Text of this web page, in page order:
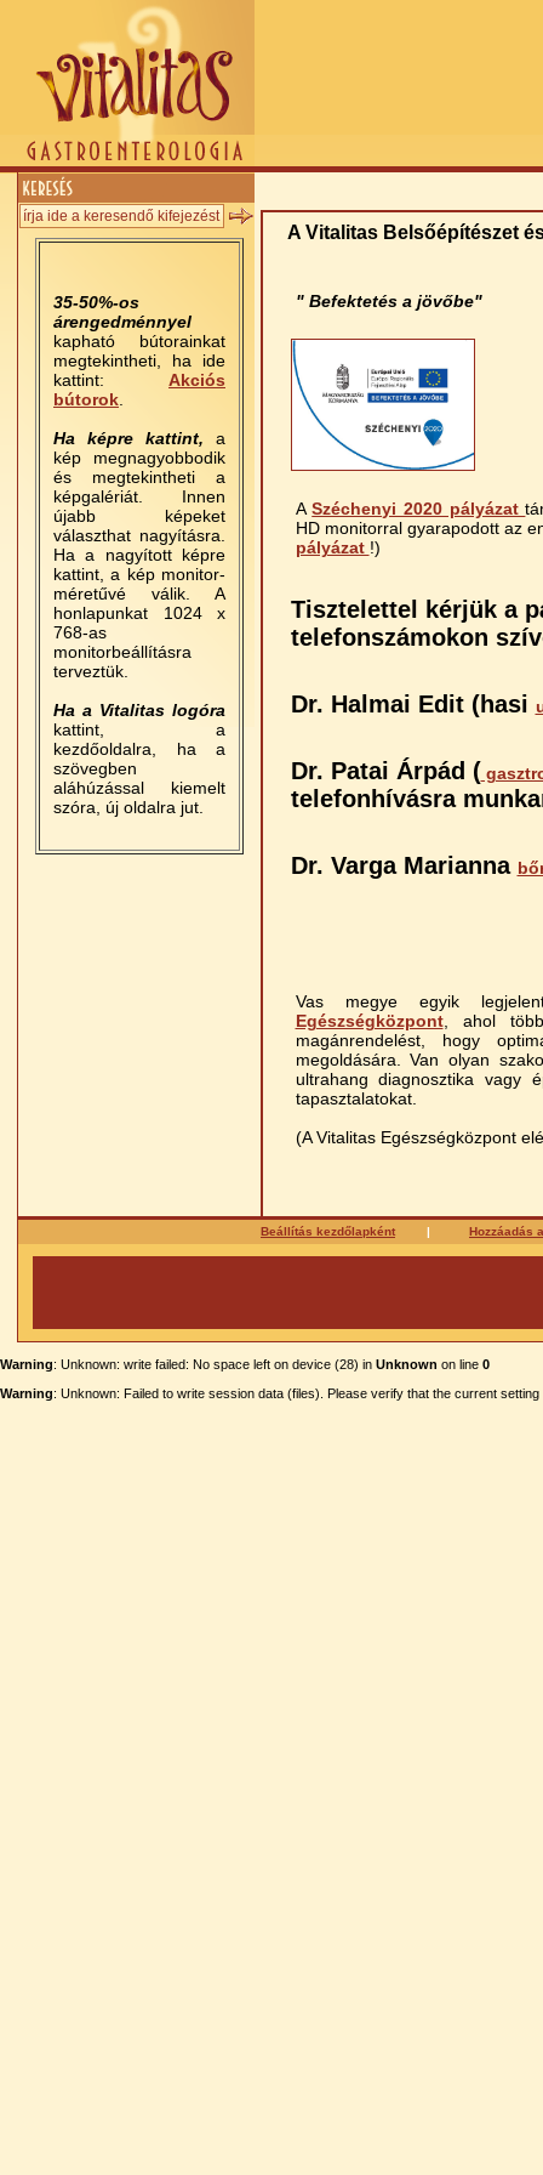
35-50%-os
árengedménnyel
kapható bútorainkat
megtekintheti, ha ide
kattint: Akciós
bútorok
Ha képre kattint, a
kép megnagyobbodik
és megtekintheti a
képgalériát. Innen
újabb képeket
választhat nagyításra.
Ha a nagyított képre
kattint, a kép monitor-
méretűvé válik. A
honlapunkat 1024 x
768-as
monitorbeállításra
terveztük.
Ha a Vitalitas logóra
kattint, a
kezdőoldalra, ha a
szövegben
aláhúzással kiemelt
szóra, új oldalra jut.
A Vitalitas Belsőépítészet
" Befektetés a jövőbe"
ASzéchenyi 2020 pályázat
HD monitorral gyarapodott az
pályázat !)
Tisztelettel kérjük a
telefonszámokon
Dr. Halmai Edit (hasi
Dr. Patai Árpád (
telefonhívásra
Dr. Varga Marianna
Vas megye egyik
Egészségközpont, ahol több
magánrendelést, hogy
megoldására. Van olyan
ultrahang diagnosztika vagy
tapasztalatokat.
(A Vitalitas Egészségközpont
Beállítás kezdőlapként | Hozzáadás
Warning: Unknown: write failed: No space left on device (28) in Unknown on line 0
Warning: Unknown: Failed to write session data (files). Please verify that the current